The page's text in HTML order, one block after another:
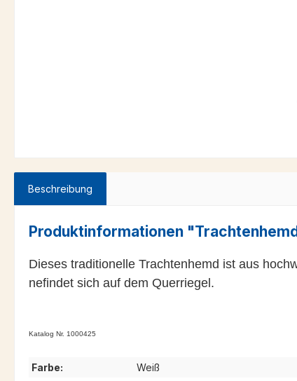
Beschreibung
Produktinformationen
Dieses traditionelle Trachtenhemd ist aus
nefindet sich auf dem Querriegel.
Katalog Nr. 1000425
Farbe:
Weiß